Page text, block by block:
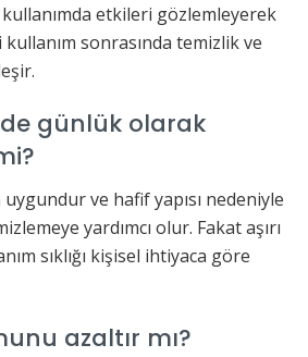
etkileri gözlemleyerek
sonrasında temizlik ve
günlük olarak
ve hafif yapısı nedeniyle
yardımcı olur. Fakat aşırı
sıklığı kişisel ihtiyaca göre
azaltır mı?